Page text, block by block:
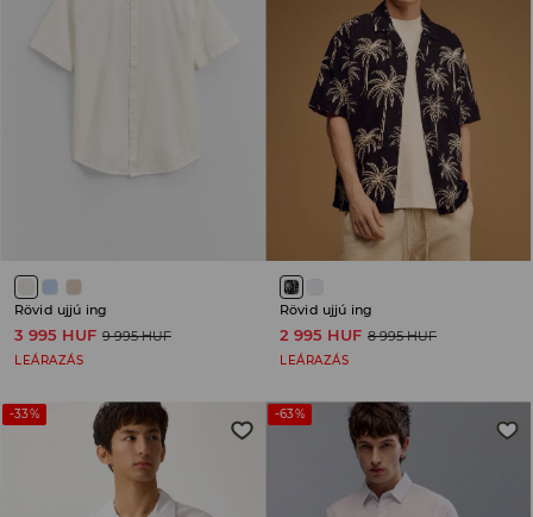
Rövid ujjú ing
3 995 HUF 9 995 HUF
LEÁRAZÁS
Rövid ujjú ing
2 995 HUF 8 995 HUF
LEÁRAZÁS
-33% -63%